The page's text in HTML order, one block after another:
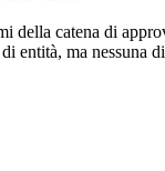
della catena di
entità, ma nessuna